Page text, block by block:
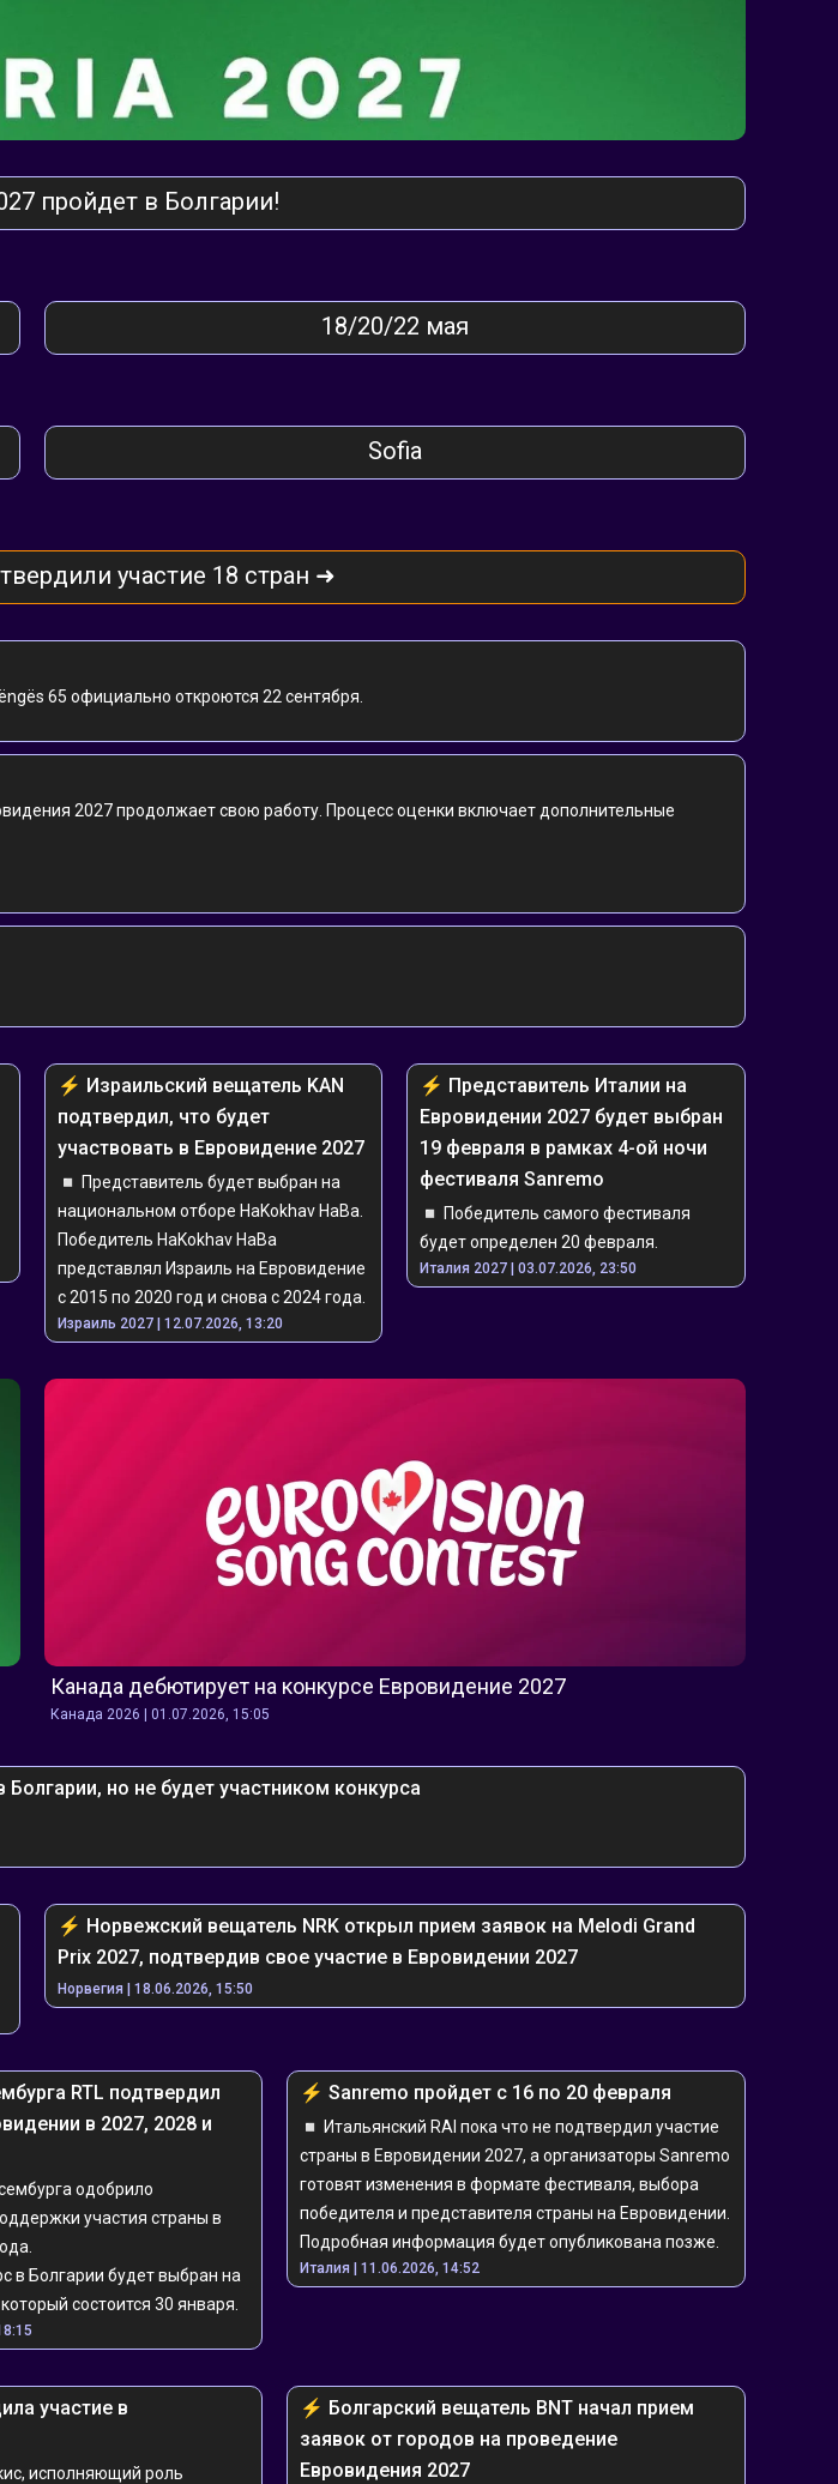
пройдет в Болгарии!
18/20/22 мая
Sofia
участие 18 стран ➜
65 официально откроются 22 сентября.
2027 продолжает свою работу. Процесс оценки включает дополнительные
⚡️ ️️️Израильский вещатель KAN
подтвердил, что будет
участвовать в Евровидение 2027
◽️ Представитель будет выбран на
национальном отборе HaKokhav HaBa.
Победитель HaKokhav HaBa
представлял Израиль на Евровидение
с 2015 по 2020 год и снова с 2024 года.
Израиль 2027 | 12.07.2026, 13:20
⚡️ ️️️Представитель Италии на
Евровидении 2027 будет выбран
19 февраля в рамках 4-ой ночи
фестиваля Sanremo
◽️ Победитель самого фестиваля
будет определен 20 февраля.
Италия 2027 | 03.07.2026, 23:50
Канада дебютирует на конкурсе Евровидение 2027
Канада 2026 | 01.07.2026, 15:05
но не будет участником конкурса
⚡️ ️️Норвежский вещатель NRK открыл прием заявок на Melodi Grand
Prix 2027, подтвердив свое участие в Евровидении 2027
Норвегия | 18.06.2026, 15:50
RTL подтвердил
в 2027, 2028 и
одобрило
участия страны в
в Болгарии будет выбран на
состоится 30 января.
⚡️ ️️Sanremo пройдет с 16 по 20 февраля
◽️ Итальянский RAI пока что не подтвердил участие
страны в Евровидении 2027, а организаторы Sanremo
готовят изменения в формате фестиваля, выбора
победителя и представителя страны на Евровидении.
Подробная информация будет опубликована позже.
Италия | 11.06.2026, 14:52
участие в
исполняющий роль
⚡️ ️Болгарский вещатель BNT начал прием
заявок от городов на проведение
Евровидения 2027